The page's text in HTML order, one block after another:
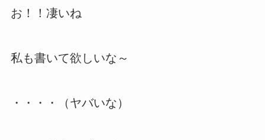
お！！凄いね
私も書いて欲しいな～
・・・・（ヤバいな）